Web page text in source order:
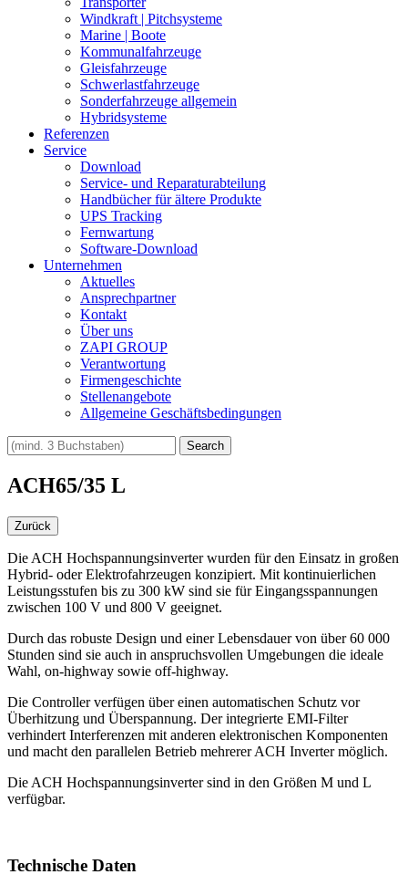
Windkraft | Pitchsysteme
Marine | Boote
Kommunalfahrzeuge
Gleisfahrzeuge
Schwerlastfahrzeuge
Sonderfahrzeuge allgemein
Hybridsysteme
Referenzen
Service
Download
Service- und Reparaturabteilung
Handbücher für ältere Produkte
UPS Tracking
Fernwartung
Software-Download
Unternehmen
Aktuelles
Ansprechpartner
Kontakt
Über uns
ZAPI GROUP
Verantwortung
Firmengeschichte
Stellenangebote
Allgemeine Geschäftsbedingungen
ACH65/35 L
Zurück
Die ACH Hochspannungsinverter wurden für den Einsatz in großen
Hybrid- oder Elektrofahrzeugen konzipiert. Mit kontinuierlichen
Leistungsstufen bis zu 300 kW sind sie für Eingangsspannungen
zwischen 100 V und 800 V geeignet.
Durch das robuste Design und einer Lebensdauer von über 60 000
Stunden sind sie auch in anspruchsvollen Umgebungen die ideale
Wahl, on-highway sowie off-highway.
Die Controller verfügen über einen automatischen Schutz vor
Überhitzung und Überspannung. Der integrierte EMI-Filter
verhindert Interferenzen mit anderen elektronischen Komponenten
und macht den parallelen Betrieb mehrerer ACH Inverter möglich.
Die ACH Hochspannungsinverter sind in den Größen M und L
verfügbar.
Technische Daten